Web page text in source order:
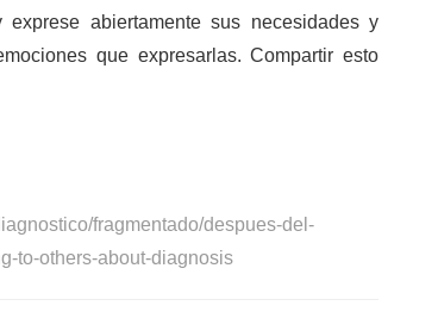
abiertamente sus necesidades y
que expresarlas. Compartir esto
fragmentado/despues-del-
to-others-about-diagnosis